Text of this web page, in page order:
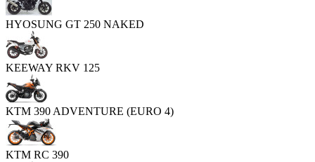
HYOSUNG GT 250 NAKED
KEEWAY RKV 125
KTM 390 ADVENTURE (EURO 4)
KTM RC 390